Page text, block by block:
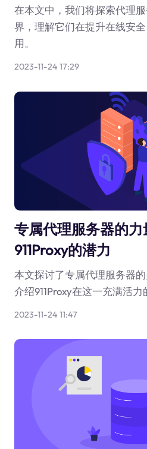
在本文中，我们将探索代理
界，理解它们在提升在线安
用。
2023-11-24 17:29
专属代理服务器的
911Proxy的潜力
本文探讨了专属代理服务器
介绍911Proxy在这一充满活力
2023-11-24 11:47